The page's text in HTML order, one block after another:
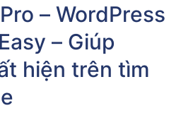
– WordPress
– Giúp
hiện trên tìm